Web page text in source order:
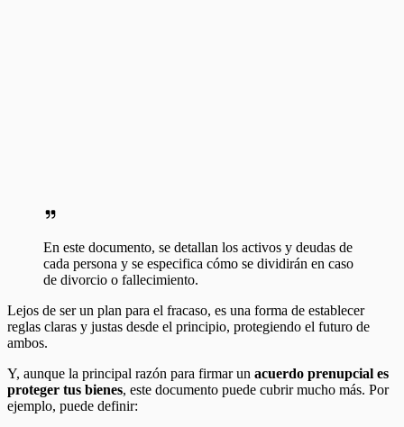
En este documento, se detallan los activos y deudas de
cada persona y se especifica cómo se dividirán en caso
de divorcio o fallecimiento.
Lejos de ser un plan para el fracaso, es una forma de establecer
reglas claras y justas desde el principio, protegiendo el futuro de
ambos.
Y, aunque la principal razón para firmar un acuerdo prenupcial es
proteger tus bienes, este documento puede cubrir mucho más. Por
ejemplo, puede definir: